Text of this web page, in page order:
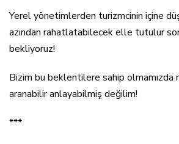
Yerel yönetimlerden turizmcinin içine
azından rahatlatabilecek elle tutulur
bekliyoruz!
Bizim bu beklentilere sahip olmamızda
aranabilir anlayabilmiş değilim!
***